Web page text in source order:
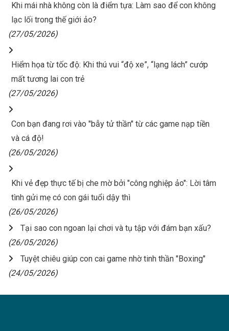
Khi mái nhà không còn là điểm tựa: Làm sao để con không
lạc lối trong thế giới ảo?
(27/05/2026)
Hiểm họa từ tốc độ: Khi thú vui “độ xe”, “lạng lách” cướp
mất tương lai con trẻ
(27/05/2026)
Con bạn đang rơi vào "bẫy tử thần" từ các game nạp tiền
và cá độ!
(26/05/2026)
Khi vẻ đẹp thực tế bị che mờ bởi "công nghiệp ảo": Lời tâm
tình gửi mẹ có con gái tuổi dậy thì
(26/05/2026)
Tại sao con ngoan lại chơi và tụ tập với đám bạn xấu?
(26/05/2026)
Tuyệt chiêu giúp con cai game nhờ tinh thần "Boxing"
(24/05/2026)